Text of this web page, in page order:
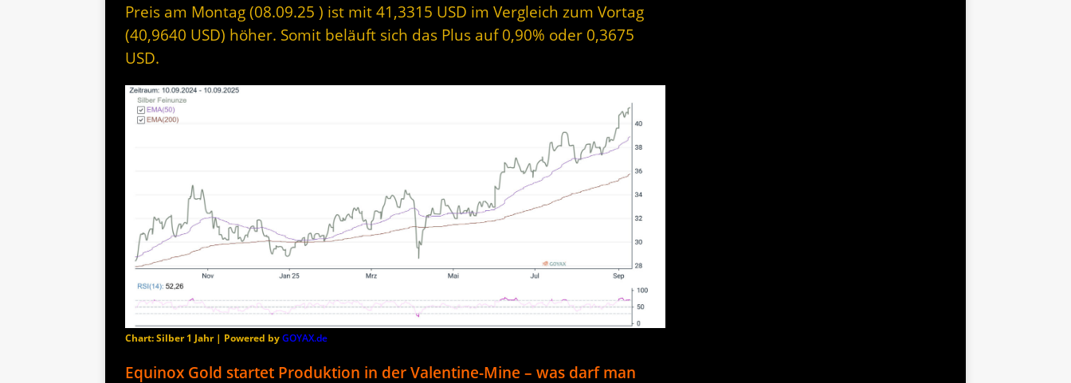
Preis am Montag (08.09.25 ) ist mit 41,3315 USD im Vergleich zum Vortag
(40,9640 USD) höher. Somit beläuft sich das Plus auf 0,90% oder 0,3675
USD.
Chart: Silber 1 Jahr | Powered byGOYAX.de
Equinox Gold startet Produktion in der Valentine-Mine – was darf man